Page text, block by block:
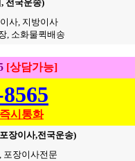
전국운송)
사, 지방이사
, 소화물퀵배송
[상담가능]
시통화
장이사,전국운송)
포장이사전문